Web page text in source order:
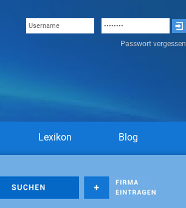
Passwort vergessen
Lexikon Blog